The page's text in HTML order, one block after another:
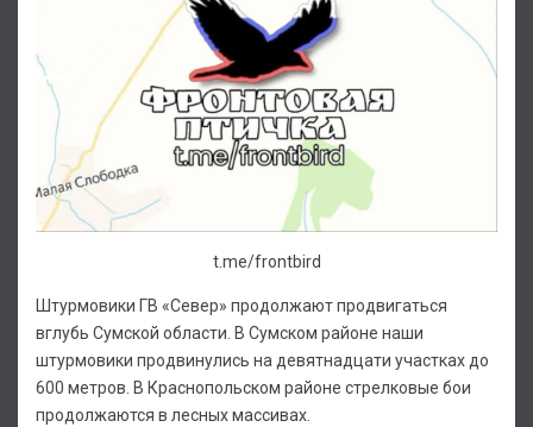
t.me/frontbird
Штурмовики ГВ «Север» продолжают продвигаться
вглубь Сумской области. В Сумском районе наши
штурмовики продвинулись на девятнадцати участках до
600 метров. В Краснопольском районе стрелковые бои
продолжаются в лесных массивах.